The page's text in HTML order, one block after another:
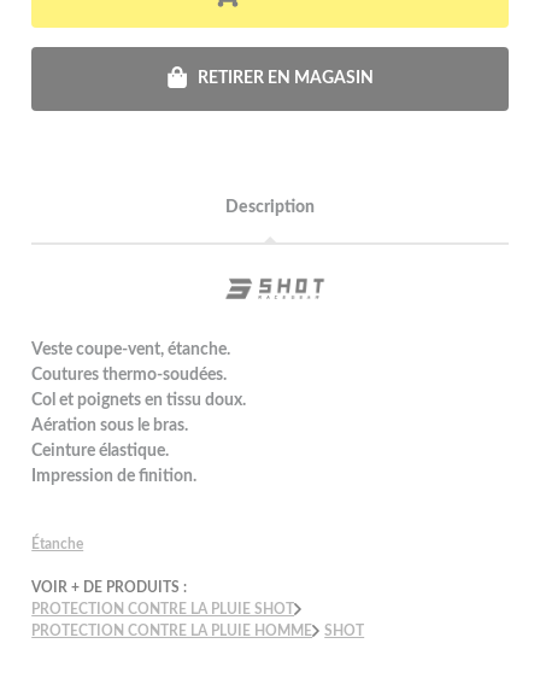
RETIRER EN MAGASIN
Description
Veste coupe-vent, étanche.
Coutures thermo-soudées.
Col et poignets en tissu doux.
Aération sous le bras.
Ceinture élastique.
Impression de finition.
Étanche
VOIR + DE PRODUITS :
PROTECTION CONTRE LA PLUIE SHOT
PROTECTION CONTRE LA PLUIE HOMME
SHOT